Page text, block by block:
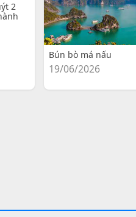
2
Bún bò má nấu
19/06/2026